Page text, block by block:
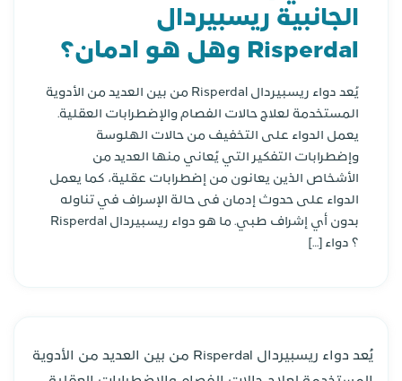
الجانبية ريسبيردال
Risperdal وهل هو ادمان؟
يُعد دواء ريسبيردال Risperdal من بين العديد من الأدوية
المستخدمة لعلاج حالات الفصام والإضطرابات العقلية.
يعمل الدواء على التخفيف من حالات الهلوسة
وإضطرابات التفكير التي يُعاني منها العديد من
الأشخاص الذين يعانون من إضطرابات عقلية، كما يعمل
الدواء على حدوث إدمان فى حالة الإسراف في تناوله
بدون أي إشراف طبي. ما هو دواء ريسبيردال Risperdal
؟ دواء […]
يُعد دواء ريسبيردال Risperdal من بين العديد من الأدوية